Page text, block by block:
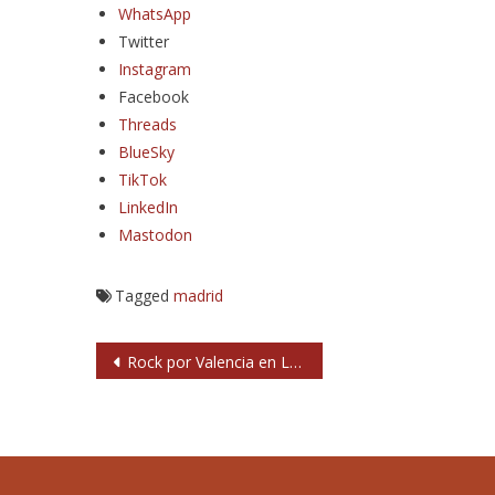
WhatsApp
Twitter
Instagram
Facebook
Threads
BlueSky
TikTok
LinkedIn
Mastodon
Tagged madrid
Navegación
Rock por Valencia en La Cubierta de Leganés